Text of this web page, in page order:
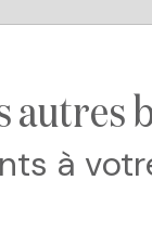
autres
à